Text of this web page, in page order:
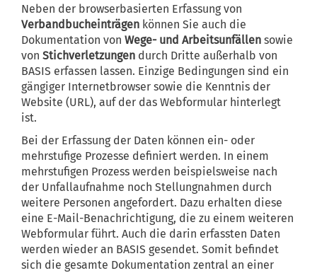
Neben der browserbasierten Erfassung von
Verbandbucheinträgen können Sie auch die
Dokumentation vonWege- und Arbeitsunfällen sowie
vonStichverletzungen durch Dritte außerhalb von
BASIS erfassen lassen. Einzige Bedingungen sind ein
gängiger Internetbrowser sowie die Kenntnis der
Website (URL), auf der das Webformular hinterlegt
ist.
Bei der Erfassung der Daten können ein- oder
mehrstufige Prozesse definiert werden. In einem
mehrstufigen Prozess werden beispielsweise nach
der Unfallaufnahme noch Stellungnahmen durch
weitere Personen angefordert. Dazu erhalten diese
eine E-Mail-Benachrichtigung, die zu einem weiteren
Webformular führt. Auch die darin erfassten Daten
werden wieder an BASIS gesendet. Somit befindet
sich die gesamte Dokumentation zentral an einer